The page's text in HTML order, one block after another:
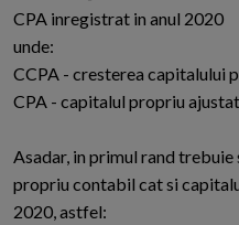
CPA inregistrat in anul 2020
unde:
CCPA - cresterea capitalului
CPA - capitalul propriu ajustat.
Asadar, in primul rand
propriu contabil cat si
2020, astfel: